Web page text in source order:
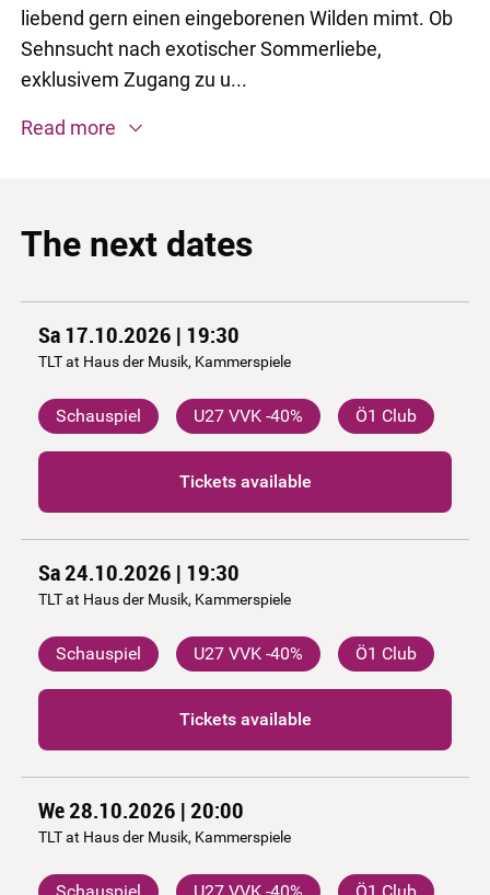
liebend gern einen eingeborenen Wilden mimt. Ob
Sehnsucht nach exotischer Sommerliebe,
exklusivem Zugang zu u...
Read more
The next dates
Sa 17.10.2026 | 19:30
TLT at Haus der Musik, Kammerspiele
Schauspiel U27 VVK -40% Ö1 Club
Tickets available
Sa 24.10.2026 | 19:30
TLT at Haus der Musik, Kammerspiele
Schauspiel U27 VVK -40% Ö1 Club
Tickets available
We 28.10.2026 | 20:00
TLT at Haus der Musik, Kammerspiele